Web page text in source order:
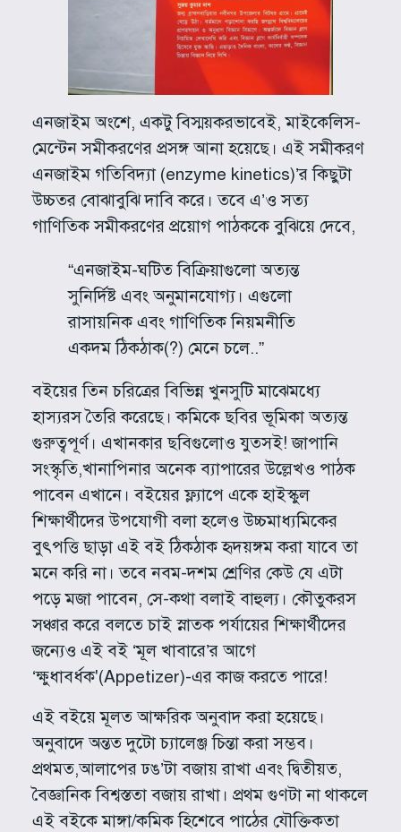
এনজাইম অংশে, একটু বিস্ময়করভাবেই, মাইকেলিস-
মেন্টেন সমীকরণের প্রসঙ্গ আনা হয়েছে। এই সমীকরণ
এনজাইম গতিবিদ্যা (enzyme kinetics)’র কিছুটা
উচ্চতর বোঝাবুঝি দাবি করে। তবে এ’ও সত্য
গাণিতিক সমীকরণের প্রয়োগ পাঠককে বুঝিয়ে দেবে,
“এনজাইম-ঘটিত বিক্রিয়াগুলো অত্যন্ত
সুনির্দিষ্ট এবং অনুমানযোগ্য। এগুলো
রাসায়নিক এবং গাণিতিক নিয়মনীতি
একদম ঠিকঠাক(?) মেনে চলে..”
বইয়ের তিন চরিত্রের বিভিন্ন খুনসুটি মাঝেমধ্যে
হাস্যরস তৈরি করেছে। কমিকে ছবির ভূমিকা অত্যন্ত
গুরুত্বপূর্ণ। এখানকার ছবিগুলোও যুতসই! জাপানি
সংস্কৃতি,খানাপিনার অনেক ব্যাপারের উল্লেখও পাঠক
পাবেন এখানে। বইয়ের ফ্ল্যাপে একে হাইস্কুল
শিক্ষার্থীদের উপযোগী বলা হলেও উচ্চমাধ্যমিকের
বুৎপত্তি ছাড়া এই বই ঠিকঠাক হৃদয়ঙ্গম করা যাবে তা
মনে করি না। তবে নবম-দশম শ্রেণির কেউ যে এটা
পড়ে মজা পাবেন, সে-কথা বলাই বাহুল্য। কৌতুকরস
সঞ্চার করে বলতে চাই স্নাতক পর্যায়ের শিক্ষার্থীদের
জন্যেও এই বই ‘মূল খাবারে’র আগে
‘ক্ষুধাবর্ধক'(Appetizer)-এর কাজ করতে পারে!
এই বইয়ে মূলত আক্ষরিক অনুবাদ করা হয়েছে।
অনুবাদে অন্তত দুটো চ্যালেঞ্জ চিন্তা করা সম্ভব।
প্রথমত,আলাপের ঢঙ’টা বজায় রাখা এবং দ্বিতীয়ত,
বৈজ্ঞানিক বিশ্বস্ততা বজায় রাখা। প্রথম গুণটা না থাকলে
এই বইকে মাঙ্গা/কমিক হিশেবে পাঠের যৌক্তিকতা